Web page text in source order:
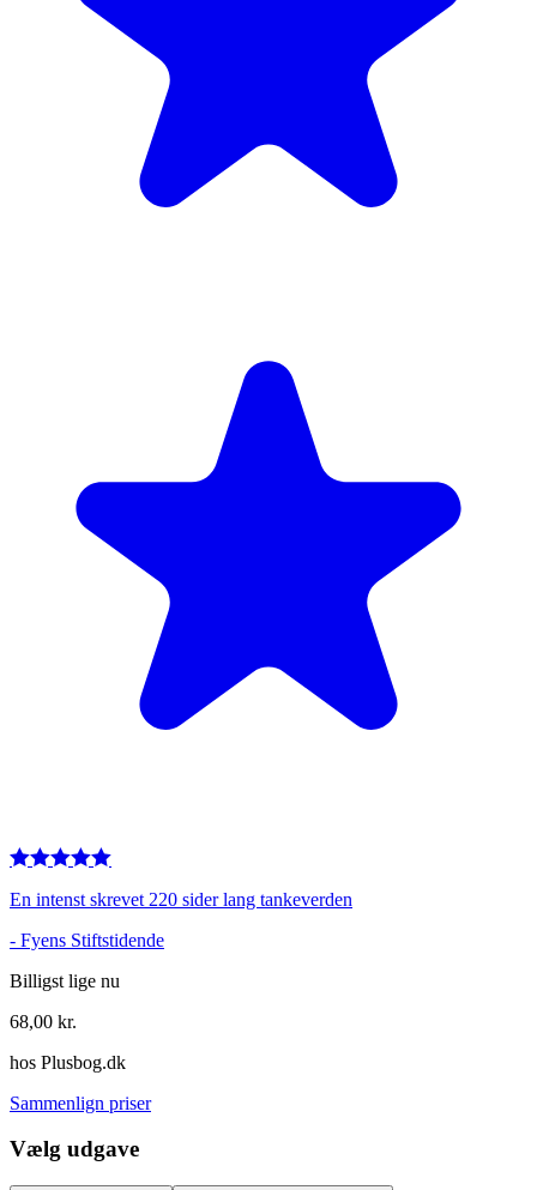
En intenst skrevet 220 sider lang tankeverden
- Fyens Stiftstidende
Billigst lige nu
68,00 kr.
hos Plusbog.dk
Sammenlign priser
Vælg udgave